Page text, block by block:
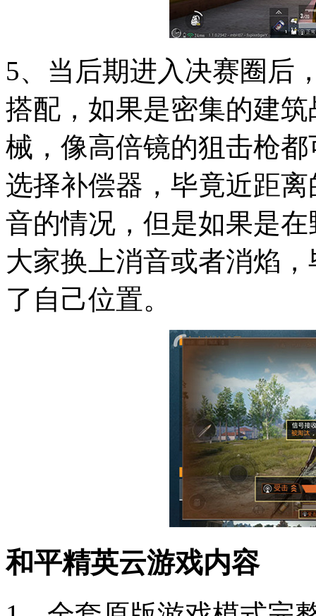
5、当后期进入决赛圈后
搭配，如果是密集的建
械，像高倍镜的狙击枪
选择补偿器，毕竟近距
音的情况，但是如果是
大家换上消音或者消焰
了自己位置。
和平精英云游戏内容